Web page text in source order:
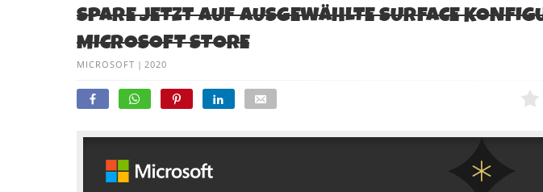
SPARE JETZT AUF AUSGEWÄHLTE SURFACE
MICROSOFT STORE
MICROSOFT | 2020